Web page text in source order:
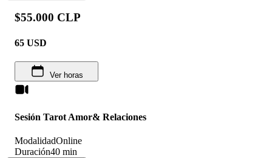
$55.000 CLP
65 USD
Ver horas
Sesión Tarot Amor& Relaciones
ModalidadOnline
Duración40 min